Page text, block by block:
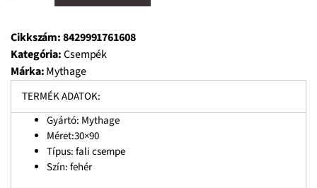
Cikkszám:8429991761608
Kategória:Csempék
Márka:Mythage
TERMÉK ADATOK:
Gyártó: Mythage
Méret:30×90
Típus: fali csempe
Szín: fehér